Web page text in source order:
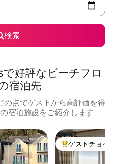
検索
好評なビーチフロ
宿泊先
の点でゲストから高評価を得
宿泊施設をご紹介します
。 大好評のゲスト
ゲストチョイス